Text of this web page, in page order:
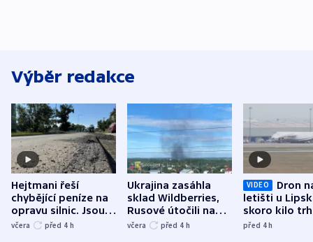
Výběr redakce
Hejtmani řeší
chybějící peníze na
opravu silnic. Jsou
nenárokové, namítá
včera před 4 h
Ukrajina zasáhla
sklad Wildberries,
Rusové útočili na
trh, hasiče či
včera před 4 h
VIDEO
Dron
letišti u
skoro kilo
indicie
před 4h